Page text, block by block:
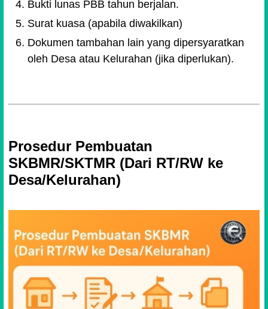
Bukti lunas PBB tahun berjalan.
Surat kuasa (apabila diwakilkan)
Dokumen tambahan lain yang dipersyaratkan
oleh Desa atau Kelurahan (jika diperlukan).
Prosedur Pembuatan
SKBMR/SKTMR (Dari RT/RW ke
Desa/Kelurahan)